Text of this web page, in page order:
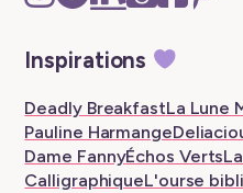
–
tab
–
tab
Storygraph
New
tab
–
tab
–
Inspirations
Deadly BreakfastLa Lune
Pauline Harmange
Dame FannyÉchos Verts
CalligraphiqueL'ourse